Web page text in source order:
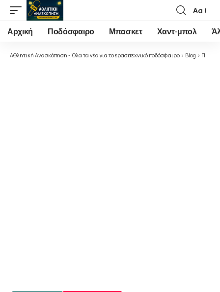
Font
Resizer
Αα
Αρχική Ποδόσφαιρο Μπασκετ Χαντ-μπολ
Αθλητική Ανασκόπηση - Όλα τα νέα για το ερασιτεχνικό ποδόσφαιρο > Blog > Ποδόσφαιρο